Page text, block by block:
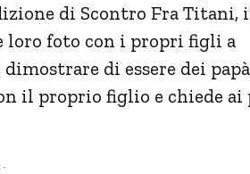
di Scontro Fra Titani,
loro foto con i propri figli a
di essere dei
il proprio figlio e chiede ai
-